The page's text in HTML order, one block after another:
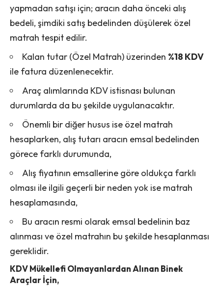
yapmadan satışı için; aracın daha önceki alış
bedeli, şimdiki satış bedelinden düşülerek özel
matrah tespit edilir.
Kalan tutar (Özel Matrah) üzerinden %18 KDV
ile fatura düzenlenecektir.
Araç alımlarında KDV istisnası bulunan
durumlarda da bu şekilde uygulanacaktır.
Önemli bir diğer husus ise özel matrah
hesaplarken, alış tutarı aracın emsal bedelinden
görece farklı durumunda,
Alış fiyatının emsallerine göre oldukça farklı
olması ile ilgili geçerli bir neden yok ise matrah
hesaplamasında,
Bu aracın resmi olarak emsal bedelinin baz
alınması ve özel matrahın bu şekilde hesaplanması
gereklidir.
KDV Mükellefi Olmayanlardan Alınan Binek
Araçlar İçin,